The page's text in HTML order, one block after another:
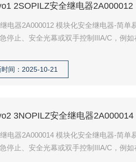
2SOPILZ安全继电器2A000012
电器2A000012 模块化安全继电器-简
停止、安全光幕或双手控制IIIA/C，例
时间：2025-10-21
3NOPILZ安全继电器2A000014
电器2A000014 模块化安全继电器-简
停止、安全光幕或双手控制IIIA/C，例